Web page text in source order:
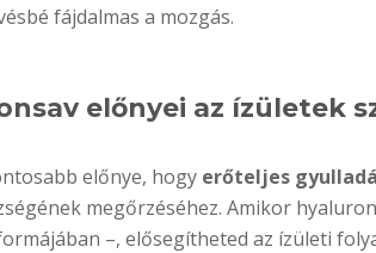
fájdalmas a mozgás.
előnyei az ízületek
előnye, hogy erőteljes
megőrzéséhez. Amikor
–, elősegítheted az ízületi